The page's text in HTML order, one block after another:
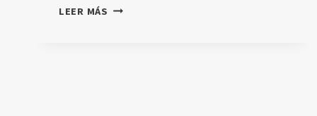
LEER MÁS TEMPERATURA